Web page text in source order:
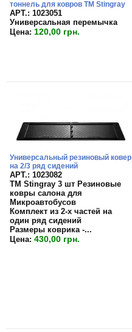
тоннель для ковров TM Stingray
APT.: 1023051
Универсальная перемычка
Цена: 120,00 грн.
Универсальный резиновый ковер
на 2/3 ряд сидений
APT.: 1023082
TM Stingray 3 шт Резиновые
ковры салона для
Микроавтобусов
Комплект из 2-х частей на
один ряд сидений
Размеры коврика -...
Цена: 430,00 грн.